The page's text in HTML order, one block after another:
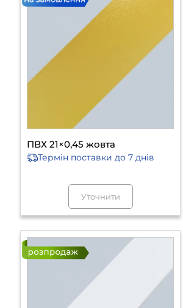
ПВХ 21×0,45 жовта
Термін поставки до 7 днів
Уточнити